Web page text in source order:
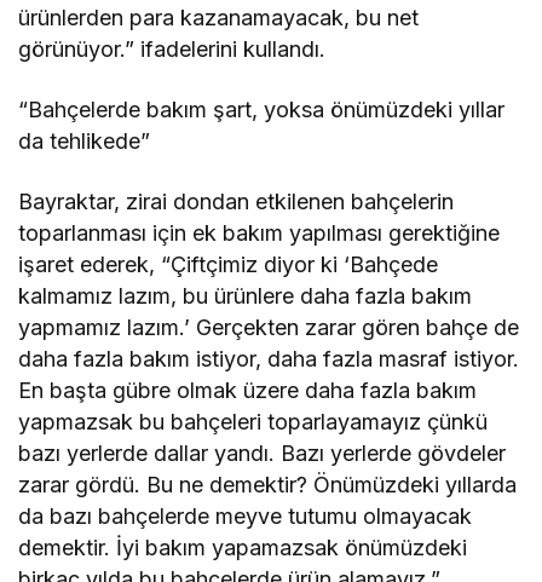
ürünlerden para kazanamayacak, bu net
görünüyor.” ifadelerini kullandı.
“Bahçelerde bakım şart, yoksa önümüzdeki yıllar
da tehlikede”
Bayraktar, zirai dondan etkilenen bahçelerin
toparlanması için ek bakım yapılması gerektiğine
işaret ederek, “Çiftçimiz diyor ki ‘Bahçede
kalmamız lazım, bu ürünlere daha fazla bakım
yapmamız lazım.’ Gerçekten zarar gören bahçe de
daha fazla bakım istiyor, daha fazla masraf istiyor.
En başta gübre olmak üzere daha fazla bakım
yapmazsak bu bahçeleri toparlayamayız çünkü
bazı yerlerde dallar yandı. Bazı yerlerde gövdeler
zarar gördü. Bu ne demektir? Önümüzdeki yıllarda
da bazı bahçelerde meyve tutumu olmayacak
demektir. İyi bakım yapamazsak önümüzdeki